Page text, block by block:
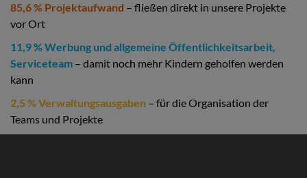
85,6 % Projektaufwand – fließen direkt in unsere Projekte
vor Ort
11,9 % Werbung und allgemeine Öffentlichkeitsarbeit,
Serviceteam – damit noch mehr Kindern geholfen werden
kann
2,5 % Verwaltungsausgaben – für die Organisation der
Teams und Projekte